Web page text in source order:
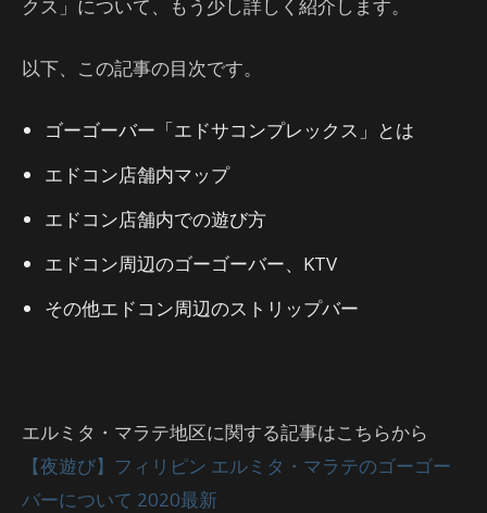
クス」について、もう少し詳しく紹介します。
以下、この記事の目次です。
ゴーゴーバー「エドサコンプレックス」とは
エドコン店舗内マップ
エドコン店舗内での遊び方
エドコン周辺のゴーゴーバー、KTV
その他エドコン周辺のストリップバー
エルミタ・マラテ地区に関する記事はこちらから
【夜遊び】フィリピン エルミタ・マラテのゴーゴー
バーについて 2020最新